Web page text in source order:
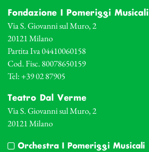
Fondazione I Pomeriggi Musicali
Via S. Giovanni sul Muro, 2
20121 Milano
Partita Iva 04410060158
Cod. Fisc. 80078650159
Tel: +39 02 87905
Teatro Dal Verme
Via S. Giovanni sul Muro, 2
20121 Milano
Orchestra I Pomeriggi Musicali